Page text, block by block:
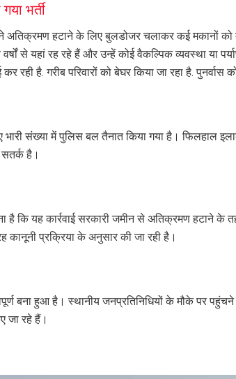
भर्ती
अतिक्रमण हटाने के लिए बुलडोजर चलाकर कई मकानों को
से यहां रह रहे हैं और उन्हें कोई वैकल्पिक व्यवस्था या
रही है. गरीब परिवारों को बेघर किया जा रहा है.
संख्या में पुलिस बल तैनात किया गया है। फिलहाल
है।
है कि यह कार्रवाई सरकारी जमीन से अतिक्रमण हटाने के
कानूनी प्रक्रिया के अनुसार की जा रही है।
बना हुआ है। स्थानीय जनप्रतिनिधियों के मौके पर
जा रहे हैं।